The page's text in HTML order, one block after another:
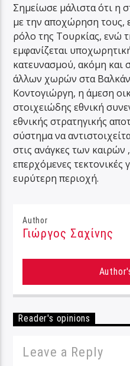
Σημείωσε μάλιστα ότι η
με την αποχώρηση τους,
ρόλο της Τουρκίας, ενώ
εμφανίζεται
κατευνασμού, ακόμη και
άλλων χωρών στα
Κοντογιώργη, η άμεση
στοιχειώδης εθνική
εθνικής στρατηγικής
σύστημα να
στις ανάγκες των καιρών
επερχόμενες τεκτονικές
ευρύτερη περιοχή.
Author
Γιώργος Σαχίνης
Reader's opinions
Leave a Reply